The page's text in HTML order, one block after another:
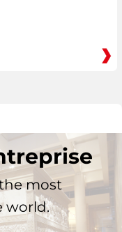
most
world.